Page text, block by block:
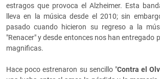
estragos que provoca el Alzheimer. Esta
lleva en la música desde el 2010; sin
pasado cuando hicieron su regreso a la
"Renacer" y desde entonces nos han entregado
magnificas.
Hace poco estrenaron su sencillo "Contra el